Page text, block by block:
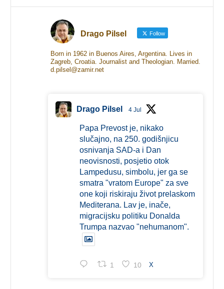
Drago Pilsel Follow
Born in 1962 in Buenos Aires, Argentina. Lives in
Zagreb, Croatia. Journalist and Theologian. Married.
d.pilsel@zamir.net
Drago Pilsel 4 Jul
Papa Prevost je, nikako
slučajno, na 250. godišnjicu
osnivanja SAD-a i Dan
neovisnosti, posjetio otok
Lampedusu, simbolu, jer ga se
smatra "vratom Europe" za sve
one koji riskiraju život prelaskom
Mediterana. Lav je, inače,
migracijsku politiku Donalda
Trumpa nazvao "nehumanom".
1 10 X